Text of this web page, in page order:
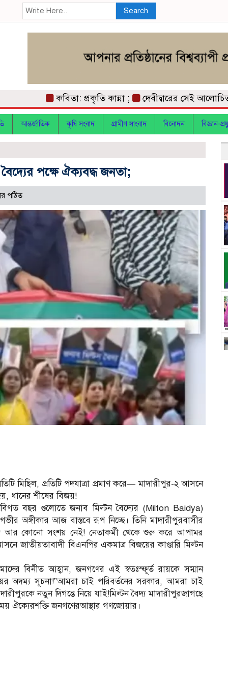
Search
কবিতা: প্রকৃতি কান্না ; দেবীদ্বারের সেই আলোচিত
আন্তর্জাতিক কৃষি সংবাদ গ্রামীণ সাংবাদ বিনোদন বিজ্ঞান-
পক্ষে ঐক্যবদ্ধ জনতা;
পঠিত
মিছিল, প্রতিটি পদযাত্রা প্রমাণ করে— মাদারীপুর-২ আসনে
ধানের শীষের বিজয়!
বছর গুলোতে জনাব মিল্টন বৈদ্যের (Milton Baidya)
অঙ্গীকার আজ বাস্তবে রূপ নিচ্ছে। তিনি মাদারীপুরবাসীর
আর কোনো সংশয় নেই! নেতাকর্মী থেকে শুরু করে আপামর
বিএনপির একমাত্র বিজয়ের কাণ্ডারি মিল্টন
বিনীত আহ্বান, জনগণের এই স্বতঃস্ফূর্ত রায়কে সম্মান
অদম্য সূচনা!”আমরা চাই পরিবর্তনের সরকার, আমরা চাই
নতুন দিগন্তে নিয়ে যাই!​মিল্টন বৈদ্য মাদারীপুরজাগছে
ঐক্যেরশক্তি জনগণেরআস্থার গণজোয়ার।